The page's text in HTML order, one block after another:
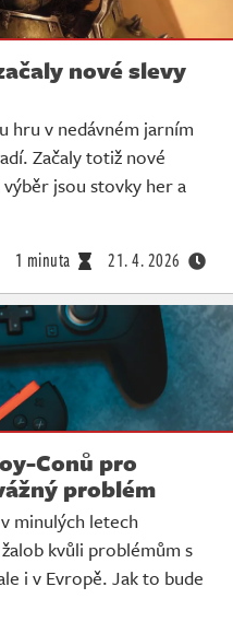
nové slevy
hru v nedávném jarním
Začaly totiž nové
jsou stovky her a
1 minuta 21. 4. 2026
Conů pro
problém
minulých letech
kvůli problémům s
i v Evropě. Jak to bude